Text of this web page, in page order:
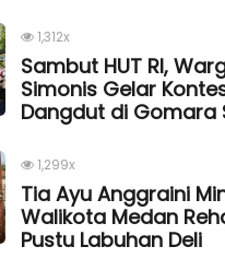
1,312x
Sambut HUT RI,
Simonis Gelar
Dangdut di Gomara
1,299x
Tia Ayu Anggraini
Walikota Medan
Pustu Labuhan Deli